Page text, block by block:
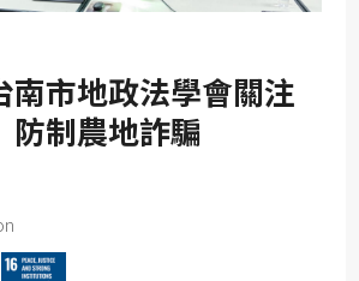
SDG7
SDG9
SDG10
南市地政法學會關注
制農地詐騙